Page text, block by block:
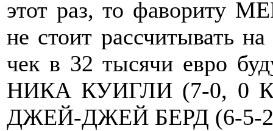
этот раз, то фавориту
не стоит рассчитывать
чек в 32 тысячи евро
НИКА КУИГЛИ (7-0, 0
ДЖЕЙ-ДЖЕЙ БЕРД (6-5-